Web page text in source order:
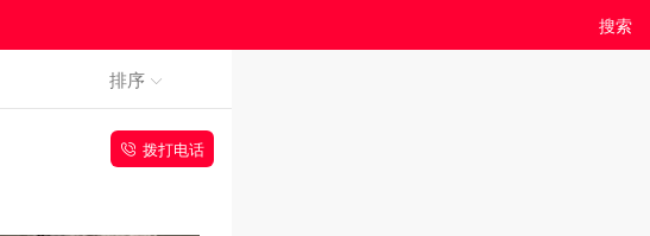
搜索
排序
拨打电话